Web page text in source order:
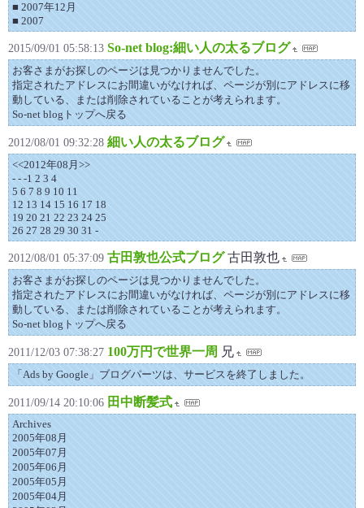
■ 2007年12月
■ 2007
2015/09/01 05:58:13 So-net blog:細い人の太るブログ
お客さまがお探しのページは見つかりませんでした。
指定されたアドレスにお間違いがなければ、ページが別にアドレスに移
動している、または削除されていることが考えられます。
So-net blogトップへ戻る
2012/08/01 09:32:28 細い人の太るブログ
<<2012年08月>>
- - -1 2 3 4
5 6 7 8 9 10 11
12 13 14 15 16 17 18
19 20 21 22 23 24 25
26 27 28 29 30 31 -
2012/08/01 05:37:09 古田敦也公式ブログ 古田敦也
お客さまがお探しのページは見つかりませんでした。
指定されたアドレスにお間違いがなければ、ページが別にアドレスに移
動している、または削除されていることが考えられます。
So-net blogトップへ戻る
2011/12/03 07:38:27 100万円で世界一周 兄
「Ads by Google」ブログパーツは、サービスを終了しました。
2011/09/14 20:10:06 田中断髪式
Archives
2005年08月
2005年07月
2005年06月
2005年05月
2005年04月